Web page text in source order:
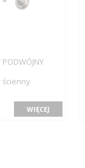
WIĘCEJ